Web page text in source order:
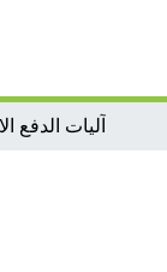
آليات الدفع